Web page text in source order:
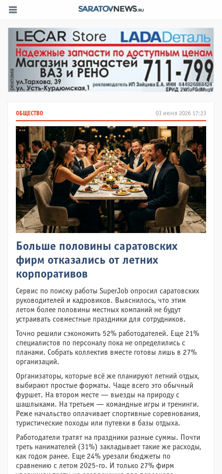
03 июня 2026 17:23
ОБЩЕСТВО
Больше половины саратовских
фирм отказались от летних
корпоративов
Сервис по поиску работы SuperJob опросил саратовских
руководителей и кадровиков. Выяснилось, что этим
летом более половины местных компаний не будут
устраивать совместные праздники для сотрудников.
Точно решили сэкономить 52% работодателей. Еще 21%
специалистов по персоналу пока не определились с
планами. Собрать коллектив вместе готовы лишь в 27%
организаций.
Организаторы, которые всё же планируют летний отдых,
выбирают простые форматы. Чаще всего это обычный
фуршет. На втором месте — выезды на природу с
шашлыками. На третьем — командные игры и тренинги.
Реже начальство оплачивает спортивные соревнования,
туристические походы или путевки в базы отдыха.
Работодатели тратят на праздники разные суммы. Почти
треть нанимателей (31%) закладывает такие же расходы,
как годом ранее. Еще 24% урезали бюджеты по
сравнению с летом 2025-го. И только 27% фирм